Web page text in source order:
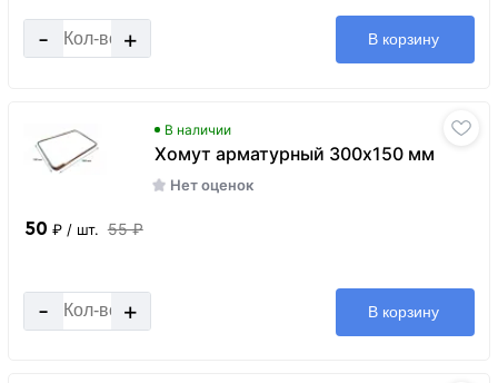
- + В корзину
В наличии
Хомут арматурный 300x150 мм
Нет оценок
50 ₽ / шт. 55 ₽
- + В корзину